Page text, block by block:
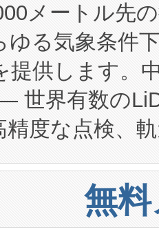
費用負担を大
幅に拡大する
Continuous
、施設設計・
転および知的
ングカリキュ
化段階におけ
立ち上げ調整
）と、エンタ
は、日本にあ
蔵システム（
のAI搭載プラ
、運用に至る
、確保する事
ータセンター
な負担をかけ
メートル先
ゆる気象条件
提供します。
世界有数の
精度な点検、
けるバルク材
Avia 2」を発
1,000メート
無